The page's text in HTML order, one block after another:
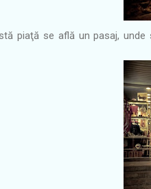
piaţă se află un pasaj,